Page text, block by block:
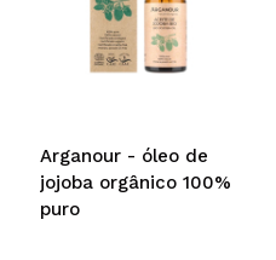
Arganour - óleo de
jojoba orgânico 100%
puro